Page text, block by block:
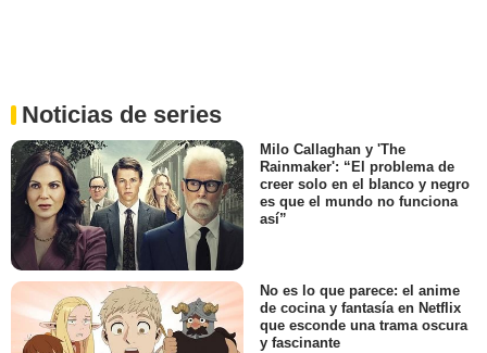
Noticias de series
Milo Callaghan y 'The
Rainmaker': “El problema de
creer solo en el blanco y negro
es que el mundo no funciona
así”
No es lo que parece: el anime
de cocina y fantasía en Netflix
que esconde una trama oscura
y fascinante